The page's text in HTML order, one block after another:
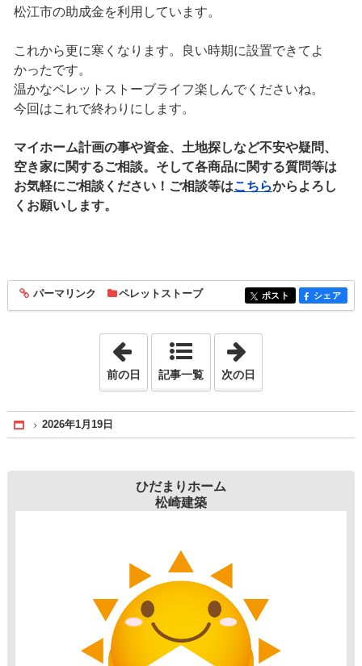
松江市の助成金を利用しています。
これから更に寒くなります。良い時期に設置できてよ
かったです。
温かなペレットストーブライフ楽しんでくださいね。
今回はこれで終わりにします。
マイホーム計画の事や資金、土地探しなど不安や疑問、
空き家に関するご相談。そして各商品に関する質問等は
お気軽にご相談ください！ご相談等はこちらからよろし
くお願いします。
entry1933
パーマリンク ペレットストーブ entry1933
ポスト entry1933
シェア
「2026年1月13日」
前の日 記事一覧 次の日
Home
2026年1月19日
ひだまりホーム
松崎建築